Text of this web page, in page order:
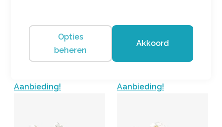
Mouse/Argento/Weiss/Silber
€ 215.10
Aanbieding! Aanbieding!
Opties
beheren
Akkoord